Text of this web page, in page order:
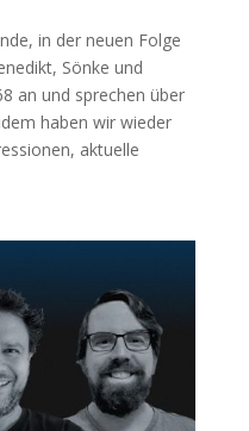
in der neuen Folge
Sönke und
an und sprechen über
haben wir wieder
aktuelle